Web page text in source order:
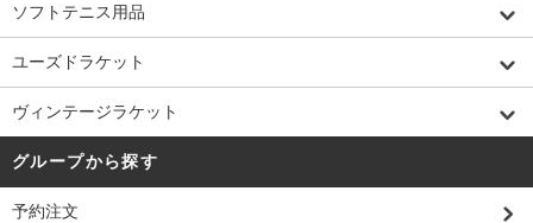
ソフトテニス用品
ユーズドラケット
ヴィンテージラケット
グループから探す
予約注文